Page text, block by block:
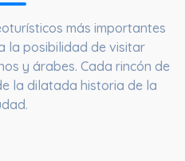
más importantes
la posibilidad de visitar
y árabes. Cada rincón de
la dilatada historia de la